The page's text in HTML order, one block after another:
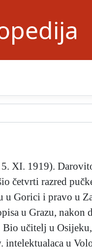
XI. 1919).
četvrti razred
Gorici i pravo u
u Grazu, nakon
Bio učitelj u
intelektualaca u